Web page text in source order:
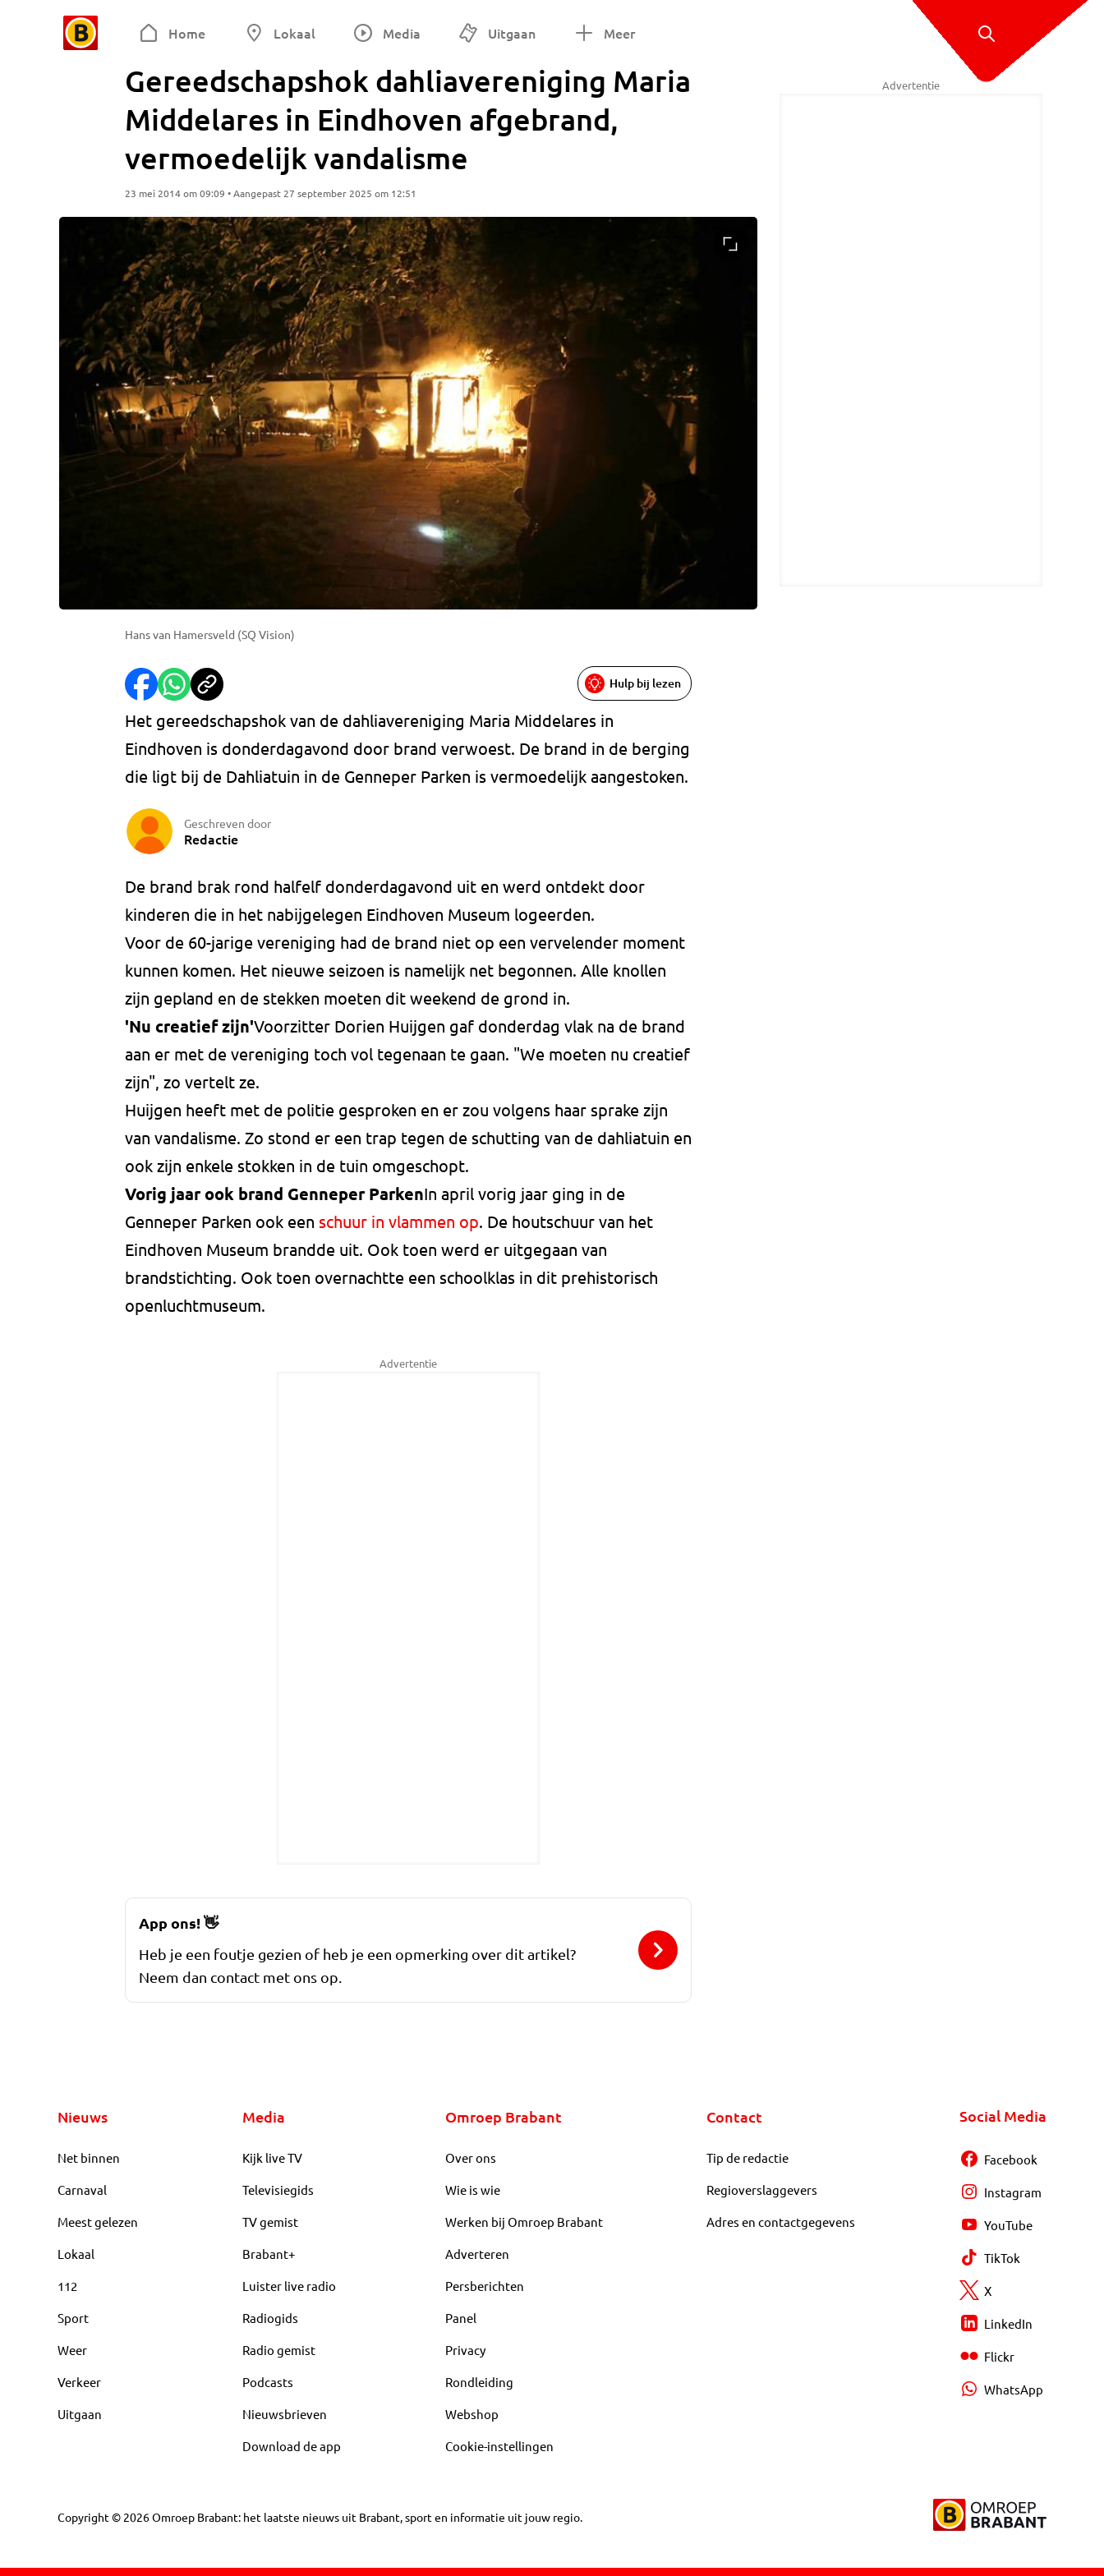
Home Lokaal Media Uitgaan Meer
Gereedschapshok dahliavereniging Maria
Middelares in Eindhoven afgebrand,
vermoedelijk vandalisme
23 mei 2014 om 09:09 • Aangepast 27 september 2025 om 12:51
Hans van Hamersveld (SQ Vision)
Hulp bij lezen
Het gereedschapshok van de dahliavereniging Maria Middelares in
Eindhoven is donderdagavond door brand verwoest. De brand in de berging
die ligt bij de Dahliatuin in de Genneper Parken is vermoedelijk aangestoken.
Geschreven door
Redactie
De brand brak rond halfelf donderdagavond uit en werd ontdekt door
kinderen die in het nabijgelegen Eindhoven Museum logeerden.
Voor de 60-jarige vereniging had de brand niet op een vervelender moment
kunnen komen. Het nieuwe seizoen is namelijk net begonnen. Alle knollen
zijn gepland en de stekken moeten dit weekend de grond in.
'Nu creatief zijn'Voorzitter Dorien Huijgen gaf donderdag vlak na de brand
aan er met de vereniging toch vol tegenaan te gaan. "We moeten nu creatief
zijn", zo vertelt ze.
Huijgen heeft met de politie gesproken en er zou volgens haar sprake zijn
van vandalisme. Zo stond er een trap tegen de schutting van de dahliatuin en
ook zijn enkele stokken in de tuin omgeschopt.
Vorig jaar ook brand Genneper ParkenIn april vorig jaar ging in de
Genneper Parken ook een schuur in vlammen op. De houtschuur van het
Eindhoven Museum brandde uit. Ook toen werd er uitgegaan van
brandstichting. Ook toen overnachtte een schoolklas in dit prehistorisch
openluchtmuseum.
Advertentie
Advertentie
App ons!👋
Heb je een foutje gezien of heb je een opmerking over dit artikel?
Neem dan contact met ons op.
Nieuws
Net binnen
Carnaval
Meest gelezen
Lokaal
112
Sport
Weer
Verkeer
Uitgaan
Media
Kijk live TV
Televisiegids
TV gemist
Brabant+
Luister live radio
Radiogids
Radio gemist
Podcasts
Nieuwsbrieven
Download de app
Omroep Brabant
Over ons
Wie is wie
Werken bij Omroep Brabant
Adverteren
Persberichten
Panel
Privacy
Rondleiding
Webshop
Cookie-instellingen
Contact
Tip de redactie
Regioverslaggevers
Adres en contactgegevens
Social Media
Facebook
Instagram
YouTube
TikTok
X
LinkedIn
Flickr
WhatsApp
Copyright © 2026Omroep Brabant: het laatste nieuws uit Brabant, sport en informatie uit jouw regio.